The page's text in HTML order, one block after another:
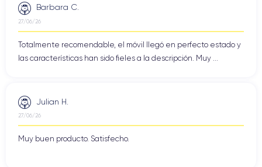
Barbara C.
27/06/26
Totalmente recomendable, el móvil llegó en perfecto estado y
las características han sido fieles a la descripción. Muy ...
Julian H.
27/06/26
Muy buen producto. Satisfecho.